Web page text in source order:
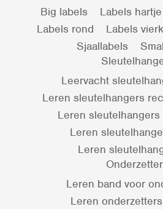
Big labels
Labels hartje
Labels rond
Labels
Sjaallabels
Leervacht
Leren sleutelhangers
Leren sleutelhangers
Leren
Leren
Leren band voor
Leren